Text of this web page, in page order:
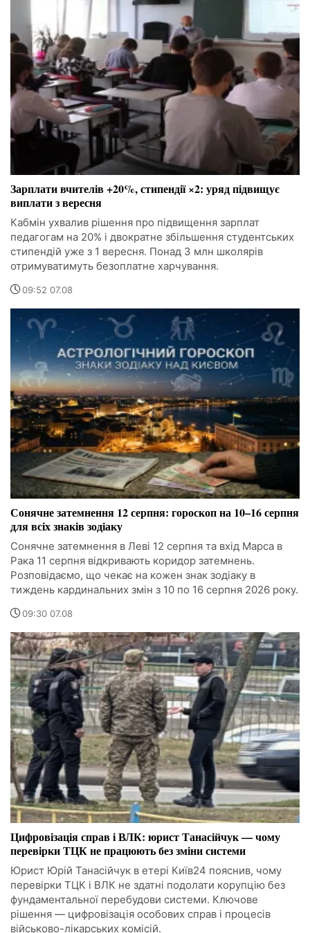
Зарплати вчителів +20%, стипендії ×2: уряд підвищує
виплати з вересня
Кабмін ухвалив рішення про підвищення зарплат
педагогам на 20% і двократне збільшення студентських
стипендій уже з 1 вересня. Понад 3 млн школярів
отримуватимуть безоплатне харчування.
09:52 07.08
Сонячне затемнення 12 серпня: гороскоп на 10–16 серпня
для всіх знаків зодіаку
Сонячне затемнення в Леві 12 серпня та вхід Марса в
Рака 11 серпня відкривають коридор затемнень.
Розповідаємо, що чекає на кожен знак зодіаку в
тиждень кардинальних змін з 10 по 16 серпня 2026 року.
09:30 07.08
Цифровізація справ і ВЛК: юрист Танасійчук — чому
перевірки ТЦК не працюють без зміни системи
Юрист Юрій Танасійчук в етері Київ24 пояснив, чому
перевірки ТЦК і ВЛК не здатні подолати корупцію без
фундаментальної перебудови системи. Ключове
рішення — цифровізація особових справ і процесів
військово-лікарських комісій.